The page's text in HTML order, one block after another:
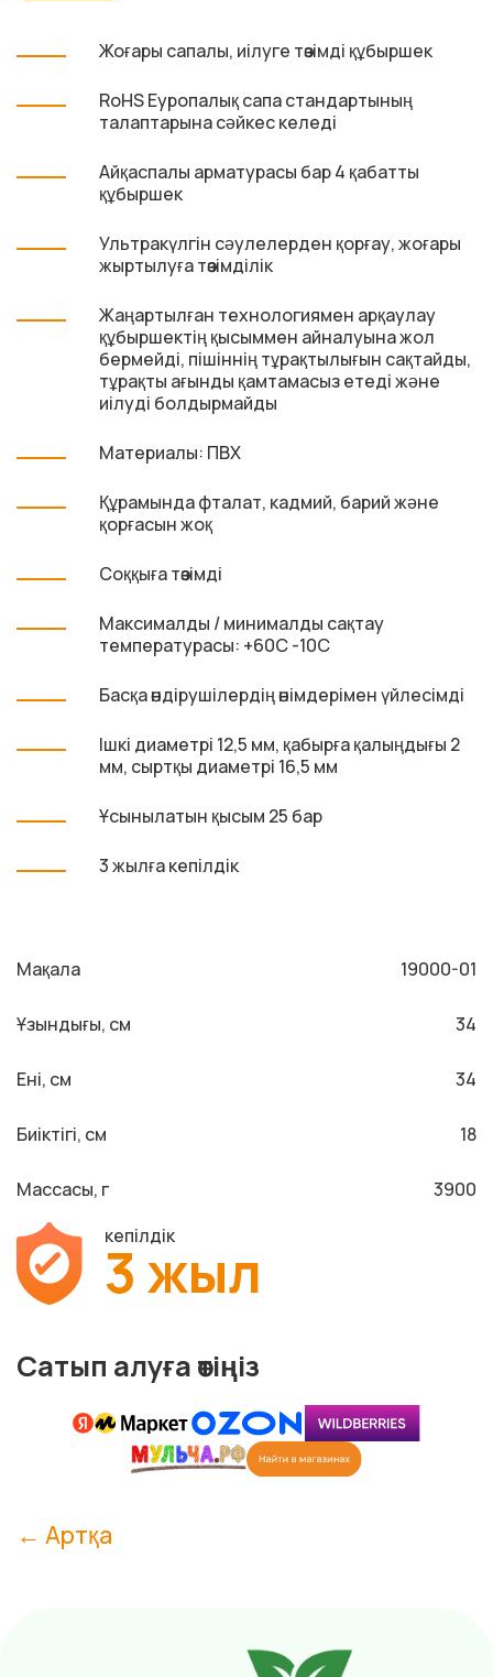
Жоғары сапалы, иілуге төзімді құбыршек
RoHS Еуропалық сапа стандартының
талаптарына сәйкес келеді
Айқаспалы арматурасы бар 4 қабатты
құбыршек
Ультракүлгін сәулелерден қорғау, жоғары
жыртылуға төзімділік
Жаңартылған технологиямен арқаулау
құбыршектің қысыммен айналуына жол
бермейді, пішіннің тұрақтылығын сақтайды,
тұрақты ағынды қамтамасыз етеді және
иілуді болдырмайды
Материалы: ПВХ
Құрамында фталат, кадмий, барий және
қорғасын жоқ
Соққыға төзімді
Максималды / минималды сақтау
температурасы: +60С -10С
Басқа өндірушілердің өнімдерімен үйлесімді
Ішкі диаметрі 12,5 мм, қабырға қалыңдығы 2
мм, сыртқы диаметрі 16,5 мм
Ұсынылатын қысым 25 бар
3 жылға кепілдік
Мақала 19000-01
Ұзындығы, см 34
Ені, см 34
Биіктігі, см 18
Массасы, г
3900
кепілдік
3 жыл
Сатып алуға өтіңіз
← Артқа